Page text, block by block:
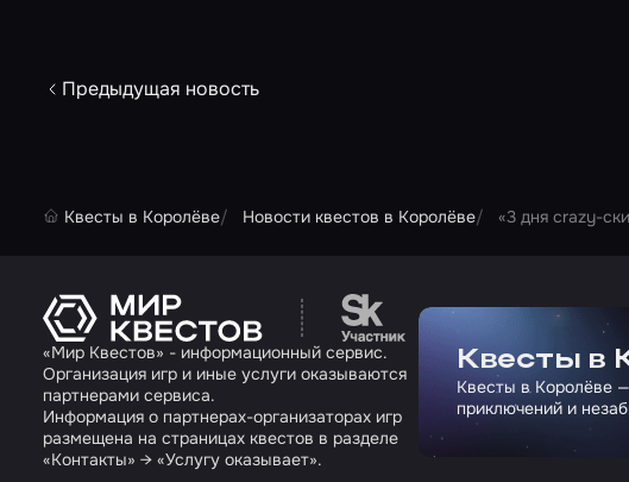
Предыдущая новость
Квесты в Королёве Новости квестов в Королёве «3 дня crazy-
Перейти на сайт партнера
«Мир Квестов» - информационный сервис.
Организация игр и иные услуги оказываются
партнерами сервиса.
Информация о партнерах-организаторах игр
размещена на страницах квестов в разделе
«Контакты» → «Услугу оказывает».
Квесты в
Квесты в Королёве
приключений и